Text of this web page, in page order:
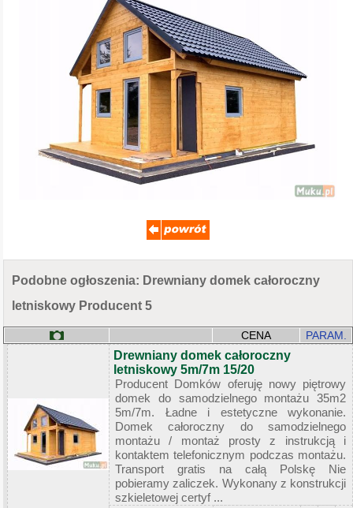
Podobne ogłoszenia: Drewniany domek całoroczny
letniskowy Producent 5
CENA PARAM.
Drewniany domek całoroczny
letniskowy 5m/7m 15/20
Producent Domków oferuję nowy piętrowy
domek do samodzielnego montażu 35m2
5m/7m. Ładne i estetyczne wykonanie.
Domek całoroczny do samodzielnego
montażu / montaż prosty z instrukcją i
kontaktem telefonicznym podczas montażu.
Transport gratis na całą Polskę Nie
pobieramy zaliczek. Wykonany z konstrukcji
szkieletowej certyf ...